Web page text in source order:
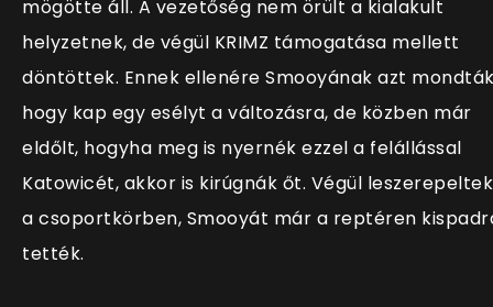
mögötte áll. A vezetőség nem örült a kialakult
helyzetnek, de végül KRIMZ támogatása mellett
döntöttek. Ennek ellenére Smooyának azt
hogy kap egy esélyt a változásra, de közben már
eldőlt, hogyha meg is nyernék ezzel a felállással
Katowicét, akkor is kirúgnák őt. Végül leszerepeltek
a csoportkörben, Smooyát már a reptéren
tették.